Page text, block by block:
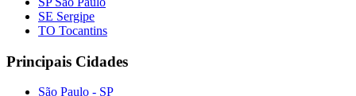
SE Sergipe
TO Tocantins
Principais Cidades
São Paulo - SP